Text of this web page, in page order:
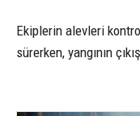
Ekiplerin alevleri
sürerken, yangının